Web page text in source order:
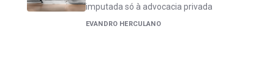
imputada só à advocacia privada
EVANDRO HERCULANO